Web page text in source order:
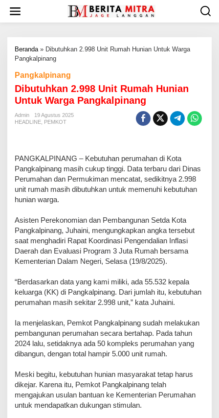
w
Beranda» Dibutuhkan 2.998 Unit Rumah Hunian Untuk Warga
Pangkalpinang
Pangkalpinang
Dibutuhkan 2.998 Unit Rumah Hunian
Untuk Warga Pangkalpinang
Admin
19 Agustus 2025
HEADLINE PEMKOT
PANGKALPINANG – Kebutuhan perumahan di Kota
Pangkalpinang masih cukup tinggi. Data terbaru dari Dinas
Perumahan dan Permukiman mencatat, sedikitnya 2.998
unit rumah masih dibutuhkan untuk memenuhi kebutuhan
hunian warga.
Asisten Perekonomian dan Pembangunan Setda Kota
Pangkalpinang, Juhaini, mengungkapkan angka tersebut
saat menghadiri Rapat Koordinasi Pengendalian Inflasi
Daerah dan Evaluasi Program 3 Juta Rumah bersama
Kementerian Dalam Negeri, Selasa (19/8/2025).
“Berdasarkan data yang kami miliki, ada 55.532 kepala
keluarga (KK) di Pangkalpinang. Dari jumlah itu, kebutuhan
perumahan masih sekitar 2.998 unit,” kata Juhaini.
Ia menjelaskan, Pemkot Pangkalpinang sudah melakukan
pembangunan perumahan secara bertahap. Pada tahun
2024 lalu, setidaknya ada 50 kompleks perumahan yang
dibangun, dengan total hampir 5.000 unit rumah.
Meski begitu, kebutuhan hunian masyarakat tetap harus
dikejar. Karena itu, Pemkot Pangkalpinang telah
mengajukan usulan bantuan ke Kementerian Perumahan
untuk mendapatkan dukungan stimulan.